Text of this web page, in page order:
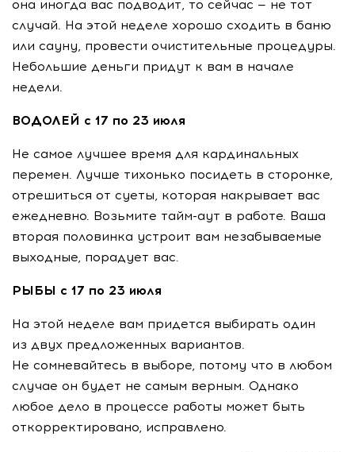
она иногда вас подводит, то сейчас — не тот
случай. На этой неделе хорошо сходить в баню
или сауну, провести очистительные процедуры.
Небольшие деньги придут к вам в начале
недели.
ВОДОЛЕЙ с 17 по 23 июля
Не самое лучшее время для кардинальных
перемен. Лучше тихонько посидеть в сторонке,
отрешиться от суеты, которая накрывает вас
ежедневно. Возьмите тайм-аут в работе. Ваша
вторая половинка устроит вам незабываемые
выходные, порадует вас.
РЫБЫ с 17 по 23 июля
На этой неделе вам придется выбирать один
из двух предложенных вариантов.
Не сомневайтесь в выборе, потому что в любом
случае он будет не самым верным. Однако
любое дело в процессе работы может быть
откорректировано, исправлено.